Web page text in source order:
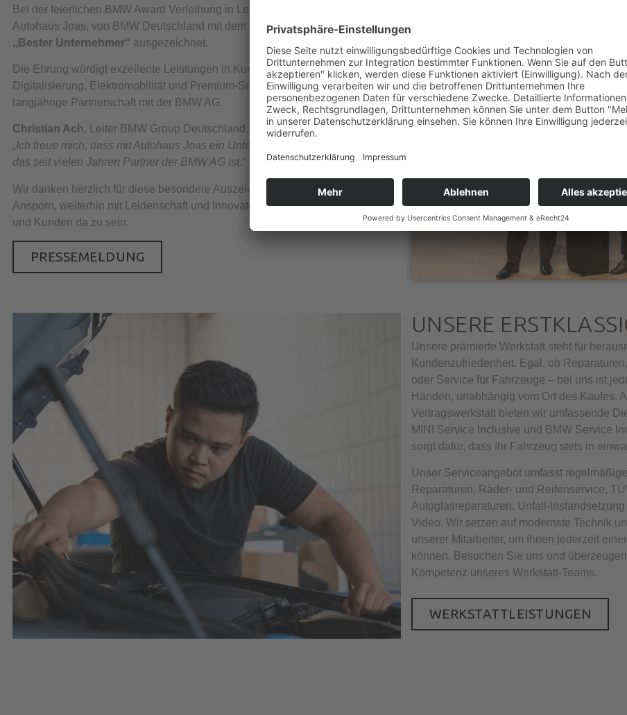
Bei der feierlichen BMW Award Verleihung in Leipzig wurden wir, das
Autohaus Joas, von BMW Deutschland mit dem
Gesamtsieg in der Kategorie
„Bester Unternehmer“ ausgezeichnet.
Die Ehrung würdigt exzellente Leistungen in Kundenorientierung,
Digitalisierung, Elektromobilität und Premium-Service – sowie unsere
langjährige Partnerschaft mit der BMW AG.
Christian Ach, Leiter BMW Group Deutschland, sagte dazu:
„Ich freue mich, dass mit Autohaus Joas ein Unternehmen ausgezeichnet wird,
das seit vielen Jahren Partner der BMW AG ist.“
Wir danken herzlich für diese besondere Auszeichnung – und sehen sie als
Ansporn, weiterhin mit Leidenschaft und Innovationskraft für unsere Kundinnen
und Kunden da zu sein.
PRESSEMELDUNG
UNSERE
Unsere prämierte Werkstatt steht für
Kundenzufriedenheit. Egal, ob
oder Service für Fahrzeuge – bei uns ist
Händen, unabhängig vom Ort des Kaufes.
Vertragswerkstatt bieten wir umfassende
MINI Service Inclusive und BMW Service
sorgt dafür, dass Ihr Fahrzeug stets in
Unser Serviceangebot umfasst
Reparaturen, Räder- und Reifenservice,
Autoglasreparaturen, Unfall-
Video. Wir setzen auf modernste Technik
unserer Mitarbeiter, um Ihnen jederzeit
können. Besuchen Sie uns und
Kompetenz unseres Werkstatt-Teams.
WERKSTATTLEISTUNGEN